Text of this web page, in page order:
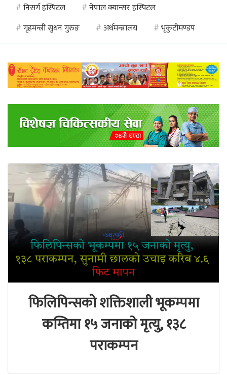
#निसर्ग हस्पिटल #नेपाल क्यान्सर हस्पिटल
#गृहमन्त्री सुधन गुरुङ #अर्थमन्त्रालय #भृकुटीमण्डप
फिलिपिन्सकाे शक्तिशाली भूकम्पमा
कम्तिमा १५ जनाको मृत्यु, १३८
पराकम्पन